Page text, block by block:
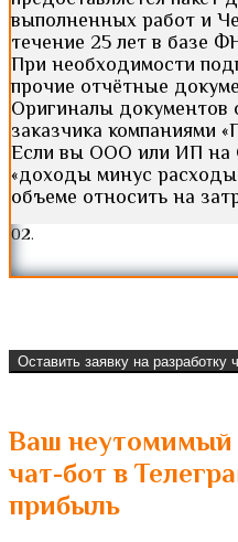
выполненных работ и
течение 25 лет в базе
При необходимости
прочие отчётные
Оригиналы документов
заказчика компаниями
Если вы ООО или ИП на
«доходы минус
объеме относить на
02.
Оставить заявку на разработку
Ваш неутомимый
чат-бот в
прибыль